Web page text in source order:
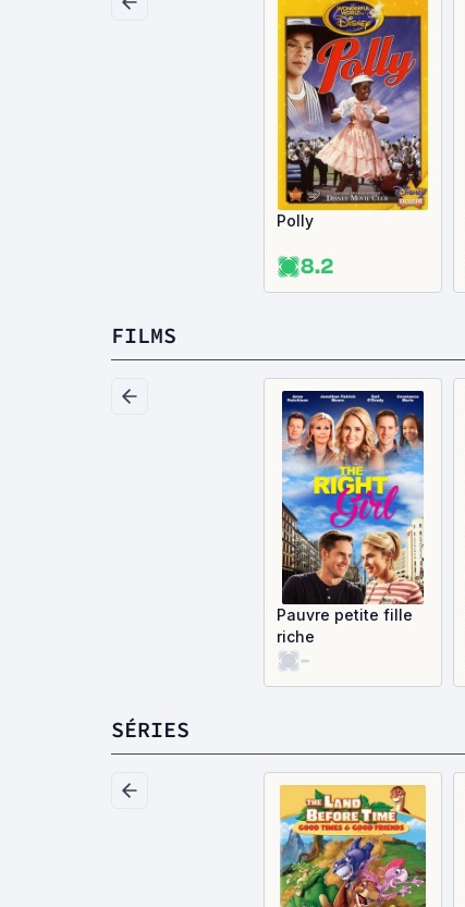
Polly
8.2
FILMS
Pauvre petite fille
riche
-
SÉRIES